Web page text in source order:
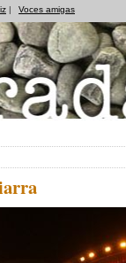
| Voces amigas